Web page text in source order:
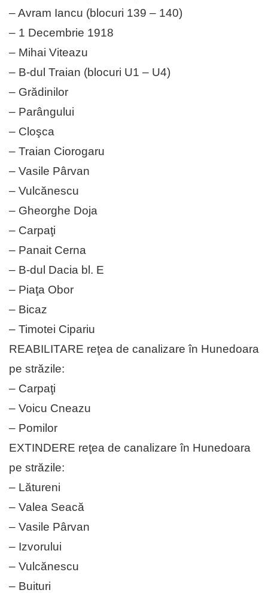
– Avram Iancu (blocuri 139 – 140)
– 1 Decembrie 1918
– Mihai Viteazu
– B-dul Traian (blocuri U1 – U4)
– Grădinilor
– Parângului
– Cloşca
– Traian Ciorogaru
– Vasile Pârvan
– Vulcănescu
– Gheorghe Doja
– Carpaţi
– Panait Cerna
– B-dul Dacia bl. E
– Piaţa Obor
– Bicaz
– Timotei Cipariu
REABILITARE reţea de canalizare în Hunedoara
pe străzile:
– Carpaţi
– Voicu Cneazu
– Pomilor
EXTINDERE reţea de canalizare în Hunedoara
pe străzile:
– Lătureni
– Valea Seacă
– Vasile Pârvan
– Izvorului
– Vulcănescu
– Buituri